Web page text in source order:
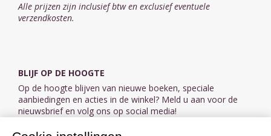
Alle prijzen zijn inclusief btw en exclusief eventuele
verzendkosten.
BLIJF OP DE HOOGTE
Op de hoogte blijven van nieuwe boeken, speciale
aanbiedingen en acties in de winkel? Meld u aan voor de
nieuwsbrief en volg ons op social media!